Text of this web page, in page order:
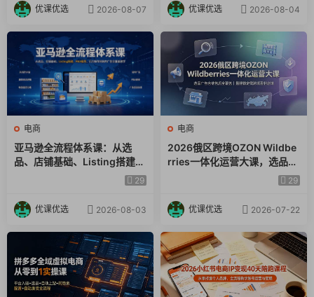
优课优选 2026-08-07 优课优选 2026-08-04
电商
亚马逊全流程体系课：从选
品、店铺基础、Listing搭建、
FBA备货、后台操作到站内广29
优课优选 2026-08-03
电商
2026俄区跨境OZON Wildbe
rries一体化运营大课，选品广
告仓储售后全覆盖，搭建稳定
29
优课优选 2026-07-22